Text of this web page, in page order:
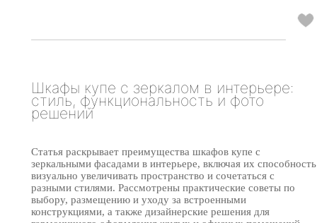
Шкафы купе с зеркалом в интерьере:
стиль, функциональность и фото
решений
Статья раскрывает преимущества шкафов купе с
зеркальными фасадами в интерьере, включая их способность
визуально увеличивать пространство и сочетаться с
разными стилями. Рассмотрены практические советы по
выбору, размещению и уходу за встроенными
конструкциями, а также дизайнерские решения для